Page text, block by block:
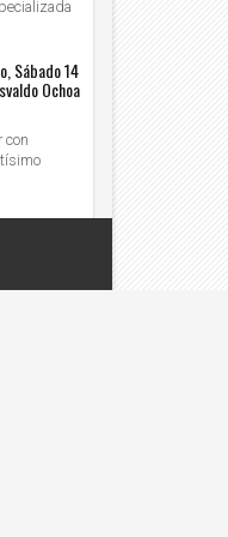
Sábado 14
Ochoa
con